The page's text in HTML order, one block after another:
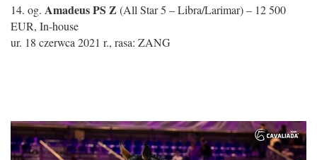
14. og. Amadeus PS Z (All Star 5 – Libra/Larimar) – 12 500
EUR, In-house
ur. 18 czerwca 2021 r., rasa: ZANG